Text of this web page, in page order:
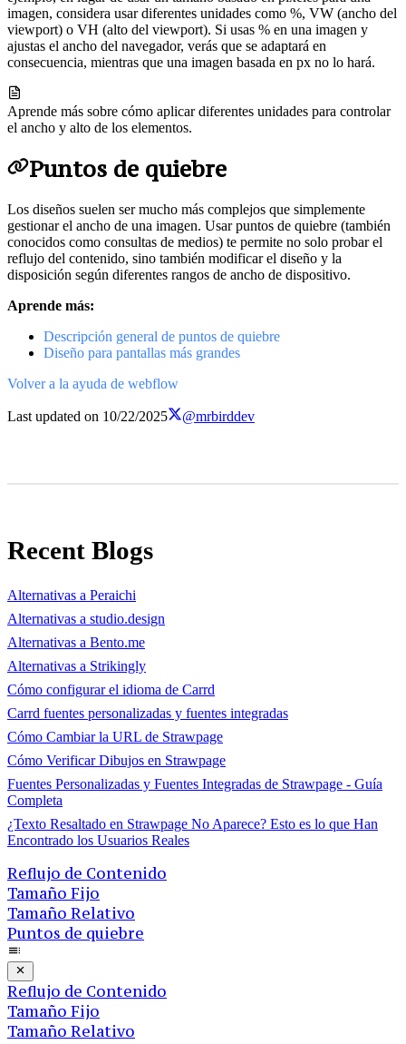
imagen, considera usar diferentes unidades como %, VW (ancho del
viewport) o VH (alto del viewport). Si usas % en una imagen y
ajustas el ancho del navegador, verás que se adaptará en
consecuencia, mientras que una imagen basada en px no lo hará.
Aprende más sobre cómo aplicar diferentes unidades para controlar
el ancho y alto de los elementos.
Puntos de quiebre
Los diseños suelen ser mucho más complejos que simplemente
gestionar el ancho de una imagen. Usar puntos de quiebre (también
conocidos como consultas de medios) te permite no solo probar el
reflujo del contenido, sino también modificar el diseño y la
disposición según diferentes rangos de ancho de dispositivo.
Aprende más:
Descripción general de puntos de quiebre
Diseño para pantallas más grandes
Volver a la ayuda de webflow
Last updated on 10/22/2025 @mrbirddev
Recent Blogs
Alternativas a Peraichi
Alternativas a studio.design
Alternativas a Bento.me
Alternativas a Strikingly
Cómo configurar el idioma de Carrd
Carrd fuentes personalizadas y fuentes integradas
Cómo Cambiar la URL de Strawpage
Cómo Verificar Dibujos en Strawpage
Fuentes Personalizadas y Fuentes Integradas de Strawpage - Guía
Completa
¿Texto Resaltado en Strawpage No Aparece? Esto es lo que Han
Encontrado los Usuarios Reales
Reflujo de Contenido
Tamaño Fijo
Tamaño Relativo
Puntos de quiebre
Reflujo de Contenido
Tamaño Fijo
Tamaño Relativo